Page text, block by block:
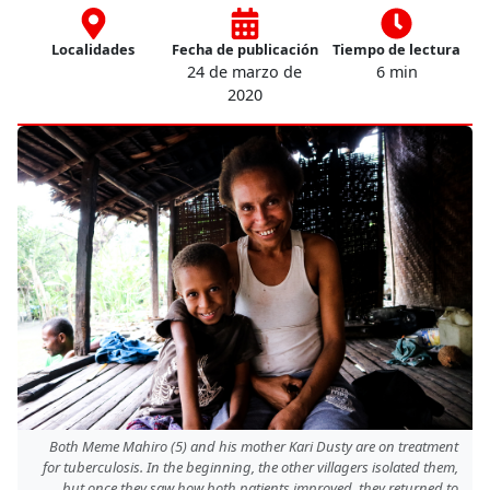
Localidades Fecha de publicación
24 de marzo de
2020
Tiempo de lectura
6 min
Both Meme Mahiro (5) and his mother Kari Dusty are on treatment
for tuberculosis. In the beginning, the other villagers isolated them,